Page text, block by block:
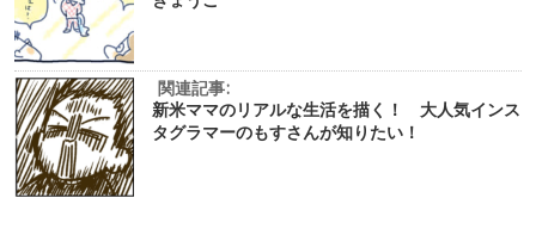
関連記事:
新米ママのリアルな生活を描く！ 大人気インス
タグラマーのもすさんが知りたい！